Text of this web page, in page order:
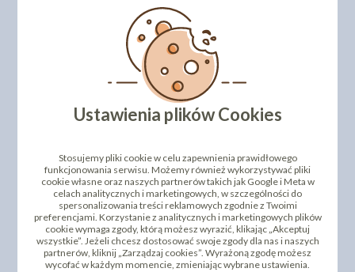
Ustawienia plików Cookies
Stosujemy pliki cookie w celu zapewnienia prawidłowego
funkcjonowania serwisu. Możemy również wykorzystywać pliki
cookie własne oraz naszych partnerów takich jak Google i Meta w
celach analitycznych i marketingowych, w szczególności do
spersonalizowania treści reklamowych zgodnie z Twoimi
preferencjami. Korzystanie z analitycznych i marketingowych plików
cookie wymaga zgody, którą możesz wyrazić, klikając „Akceptuj
wszystkie”. Jeżeli chcesz dostosować swoje zgody dla nas i naszych
partnerów, kliknij „Zarządzaj cookies”. Wyrażoną zgodę możesz
wycofać w każdym momencie, zmieniając wybrane ustawienia.